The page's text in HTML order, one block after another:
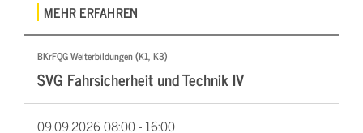
MEHR ERFAHREN
BKrFQG Weiterbildungen (K1, K3)
SVG Fahrsicherheit und Technik IV
09.09.202608:00 - 16:00